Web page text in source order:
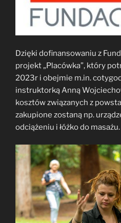
Dzięki dofinansowaniu z
projekt „Placówka”, który
2023r i obejmie m.in.
instruktorką Anną
kosztów związanych z
zakupione zostaną np.
odciążeniu i łóżko do masażu.